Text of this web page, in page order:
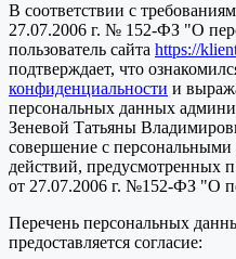
В соответствии с
27.07.2006 г. № 152-ФЗ "О
пользователь сайта https://
подтверждает, что
конфиденциальности и
персональных данных
Зеневой Татьяны
совершение с
действий, предусмотренных
от 27.07.2006 г. №152-ФЗ "О
Перечень персональных
предоставляется согласие: